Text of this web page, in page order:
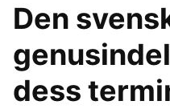
Den
dess